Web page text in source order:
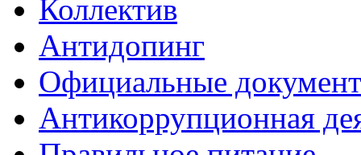
Коллектив
Антидопинг
Официальные
Антикоррупционная